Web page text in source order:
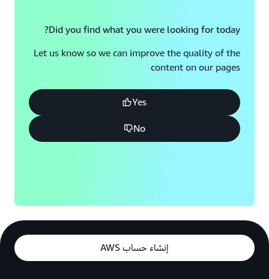
Did you find what you were looking for today?
Let us know so we can improve the quality of the
content on our pages
Yes
No
إنشاء حساب AWS